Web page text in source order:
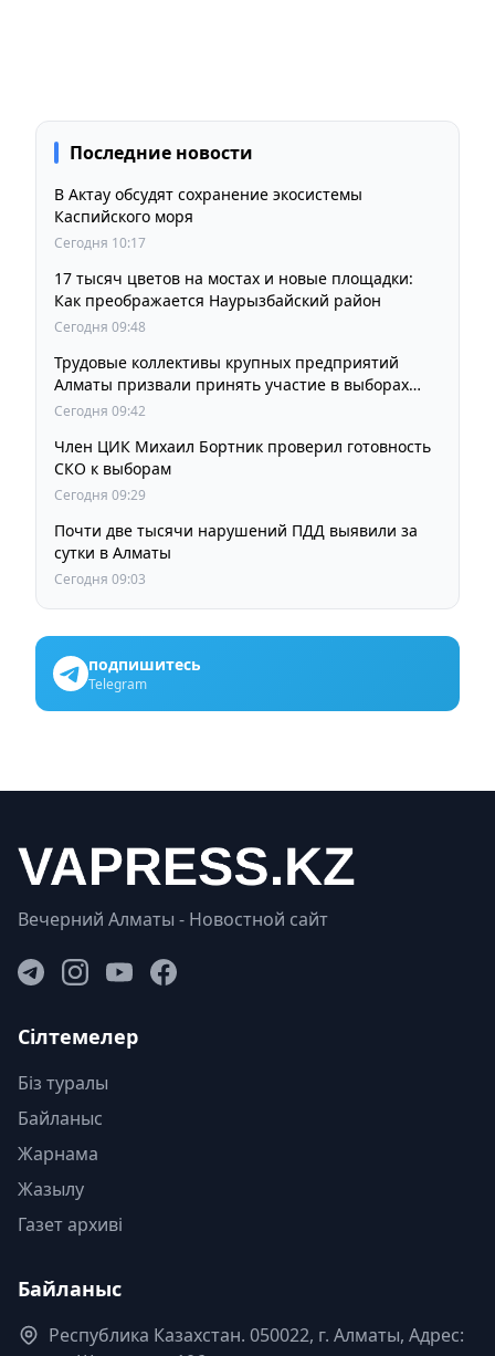
Последние новости
В Актау обсудят сохранение экосистемы
Каспийского моря
Сегодня 10:17
17 тысяч цветов на мостах и новые площадки:
Как преображается Наурызбайский район
Сегодня 09:48
Трудовые коллективы крупных предприятий
Алматы призвали принять участие в выборах
членов Курултая
Сегодня 09:42
Член ЦИК Михаил Бортник проверил готовность
СКО к выборам
Сегодня 09:29
Почти две тысячи нарушений ПДД выявили за
сутки в Алматы
Сегодня 09:03
подпишитесь
Telegram
Вечерний Алматы - Новостной сайт
Сілтемелер
Біз туралы
Байланыс
Жарнама
Жазылу
Газет архиві
Байланыс
Республика Казахстан. 050022, г. Алматы, Адрес: